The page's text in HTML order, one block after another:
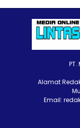
PT.
Alamat
Email: